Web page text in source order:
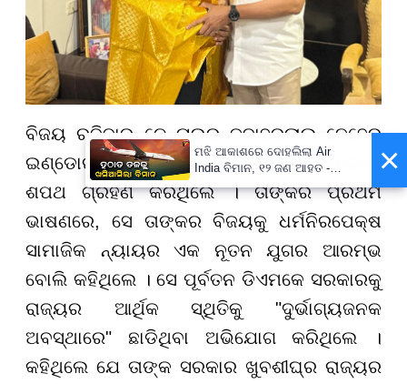
ବିଜୟ ରବିବାର ଚେନ୍ନାଇର ଜବାହରଲାଲ ନେହେରୁ
ଇଣ୍ଡୋର ଷ୍ଟାଡିୟମରେ ମୁଖ୍ୟମନ୍ତ୍ରୀ ଭାବରେ
ଶପଥ ଗ୍ରହଣ କରିଥିଲେ । ତାଙ୍କର ପ୍ରଥମ
ଭାଷଣରେ, ସେ ତାଙ୍କର ବିଜୟକୁ ଧର୍ମନିରପେକ୍ଷ
ସାମାଜିକ ନ୍ୟାୟର ଏକ ନୂତନ ଯୁଗର ଆରମ୍ଭ
ବୋଲି କହିଥିଲେ । ସେ ପୂର୍ବତନ ଡିଏମକେ ସରକାରକୁ
ରାଜ୍ୟର ଆର୍ଥିକ ସ୍ଥିତିକୁ "ଦୁର୍ଭାଗ୍ୟଜନକ
ଅବସ୍ଥାରେ" ଛାଡିଥିବା ଅଭିଯୋଗ କରିଥିଲେ ।
କହିଥିଲେ ଯେ ତାଙ୍କ ସରକାର ଖୁବଶୀଘ୍ର ରାଜ୍ୟର
×
ମଝି ଆକାଶରେ ଦୋହଲିଲା Air
India ବିମାନ, ୧୨ ଜଣ ଆହତ -